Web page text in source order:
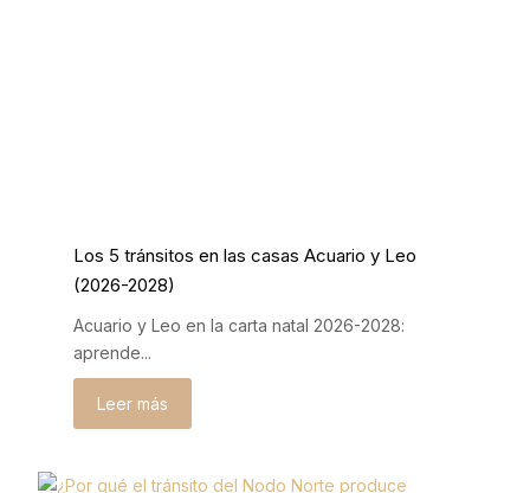
Los 5 tránsitos en las casas Acuario y Leo
(2026-2028)
Acuario y Leo en la carta natal 2026-2028:
aprende...
Leer más